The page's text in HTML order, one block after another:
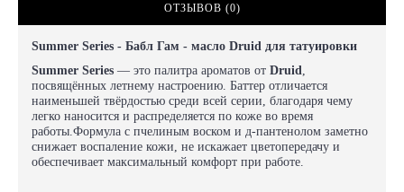
ОТЗЫВОВ (0)
Summer Series - Бабл Гам - масло Druid для татуировки
Summer Series — это палитра ароматов от Druid,
посвящённых летнему настроению. Баттер отличается
наименьшей твёрдостью среди всей серии, благодаря чему
легко наносится и распределяется по коже во время
работы.Формула с пчелиным воском и д-пантенолом заметно
снижает воспаление кожи, не искажает цветопередачу и
обеспечивает максимальный комфорт при работе.